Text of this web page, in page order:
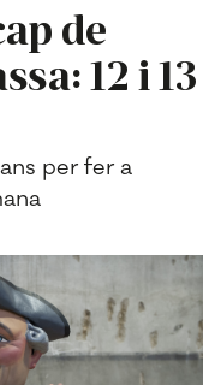
de
12 i 13
per fer a